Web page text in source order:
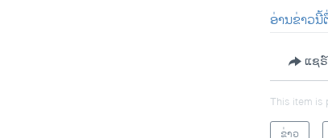
ອ່ານ​ຂ່າວ
ແຊຣ໌
This item is
ຂ່າວ